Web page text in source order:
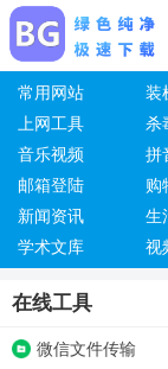
常用网站 装
上网工具
杀
音乐视频
拼
邮箱登陆
购
新闻资讯
生
学术文库
视
在线工具
微信文件传输